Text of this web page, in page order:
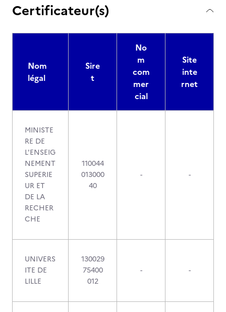
Certificateur(s)
Nom
légal
Sire
t
No
m
com
mer
cial
Site
inte
rnet
MINISTE
RE DE
L'ENSEIG
NEMENT
SUPERIE
UR ET
DE LA
RECHER
CHE
110044
013000
40
- -
UNIVERS
ITE DE
LILLE
130029
75400
012
- -